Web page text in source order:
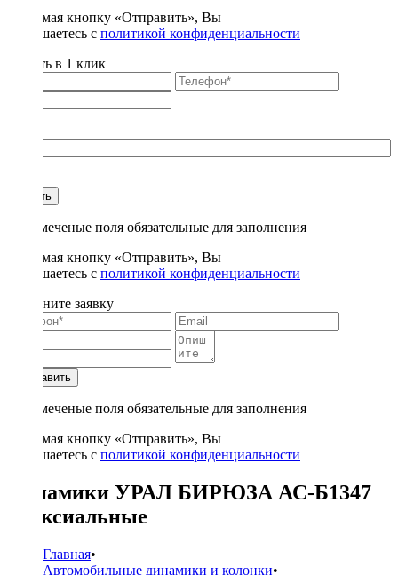
Нажимая кнопку «Отправить», Вы
соглашаетесь с политикой конфиденциальности
Купить в 1 клик
Купить
* - отмеченые поля обязательные для заполнения
Нажимая кнопку «Отправить», Вы
соглашаетесь с политикой конфиденциальности
Заполните заявку
Отправить
* - отмеченые поля обязательные для заполнения
Нажимая кнопку «Отправить», Вы
соглашаетесь с политикой конфиденциальности
Динамики УРАЛ БИРЮЗА АС-Б1347
коаксиальные
Главная•
Автомобильные динамики и колонки•